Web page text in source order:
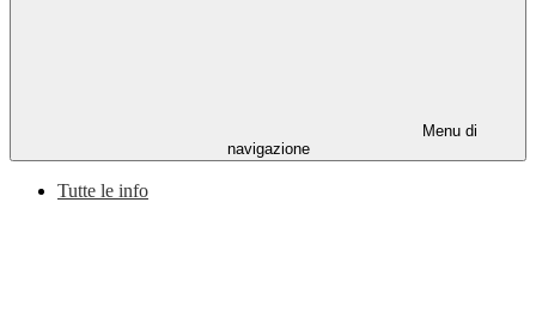
Menu di
navigazione
Tutte le info